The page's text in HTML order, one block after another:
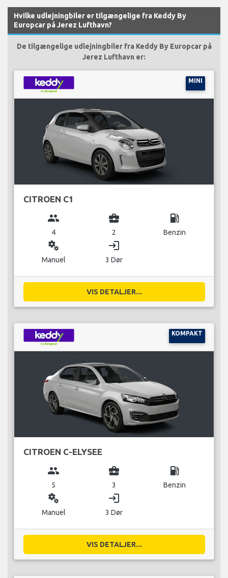
Hvilke udlejningbiler er tilgængelige fra Keddy By
Europcar på Jerez Lufthavn?
De tilgængelige udlejningbiler fra Keddy By Europcar på
Jerez Lufthavn er:
MINI
CITROEN C1
group
4
business_center
2
local_gas_station
Benzin
miscellaneous_services
Manuel
login
3 Dør
VIS DETALJER...
KOMPAKT
CITROEN C-ELYSEE
group
5
business_center
3
local_gas_station
Benzin
miscellaneous_services
Manuel
login
3 Dør
VIS DETALJER...